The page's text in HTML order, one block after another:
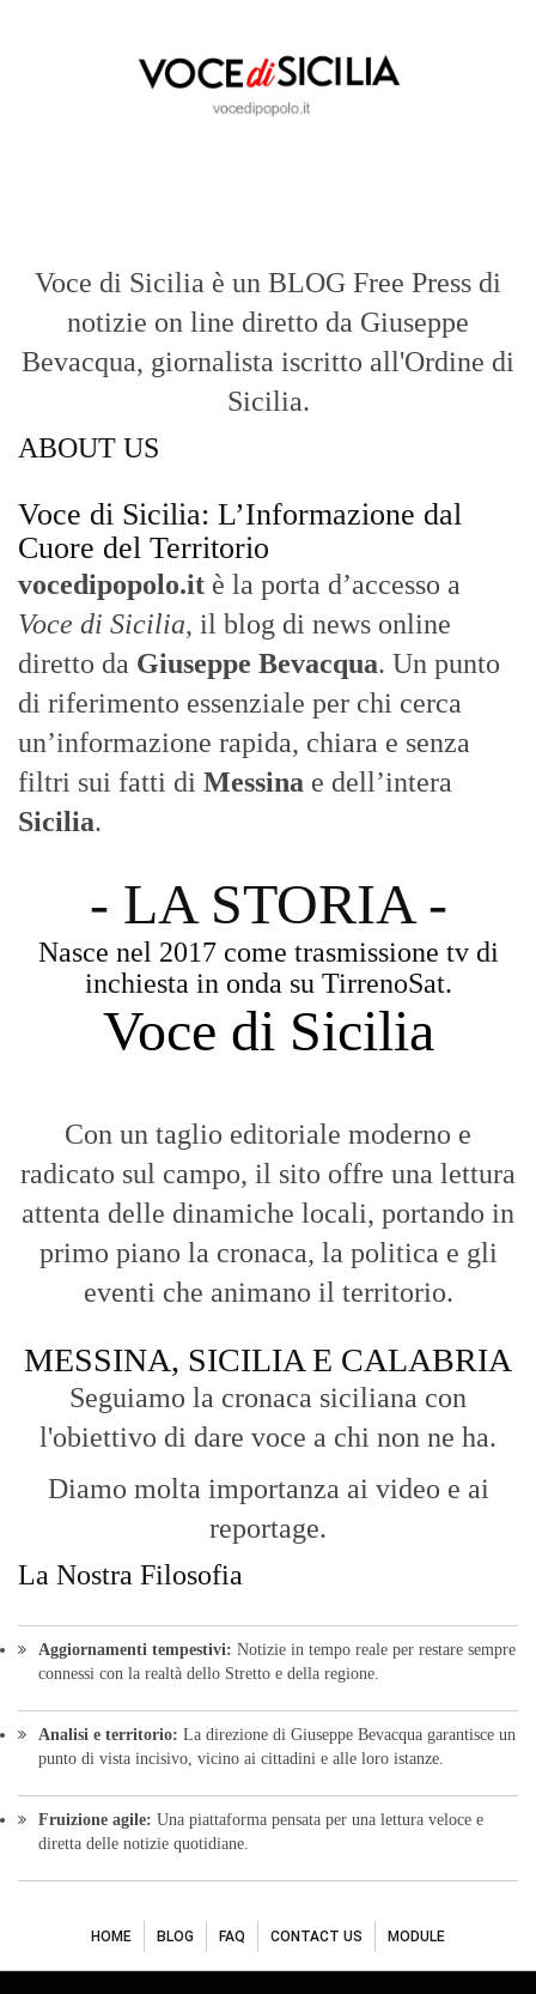
Voce di Sicilia è un BLOG Free Press di
notizie on line diretto da Giuseppe
Bevacqua, giornalista iscritto all'Ordine di
Sicilia.
ABOUT US
Voce di Sicilia: L’Informazione dal
Cuore del Territorio
vocedipopolo.it è la porta d’accesso a
Voce di Sicilia, il blog di news online
diretto da Giuseppe Bevacqua. Un punto
di riferimento essenziale per chi cerca
un’informazione rapida, chiara e senza
filtri sui fatti di Messina e dell’intera
Sicilia.
- LA STORIA -
Nasce nel 2017 come trasmissione tv di
inchiesta in onda su TirrenoSat.
Voce di Sicilia
Con un taglio editoriale moderno e
radicato sul campo, il sito offre una lettura
attenta delle dinamiche locali, portando in
primo piano la cronaca, la politica e gli
eventi che animano il territorio.
MESSINA, SICILIA E CALABRIA
Seguiamo la cronaca siciliana con
l'obiettivo di dare voce a chi non ne ha.
Diamo molta importanza ai video e ai
reportage.
La Nostra Filosofia
Aggiornamenti tempestivi: Notizie in tempo reale per restare sempre
connessi con la realtà dello Stretto e della regione.
Analisi e territorio: La direzione di Giuseppe Bevacqua garantisce un
punto di vista incisivo, vicino ai cittadini e alle loro istanze.
Fruizione agile: Una piattaforma pensata per una lettura veloce e
diretta delle notizie quotidiane.
HOME BLOG FAQ CONTACT US MODULE